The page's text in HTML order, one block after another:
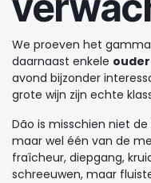
We proeven het
daarnaast enkele
avond bijzonder
grote wijn zijn echte
Dão is misschien niet
maar wel één van de
fraîcheur, diepgang,
schreeuwen, maar